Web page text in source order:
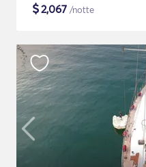
$2,067 /notte